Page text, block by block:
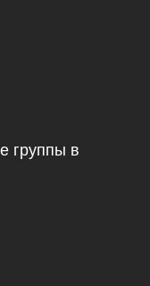
группы в